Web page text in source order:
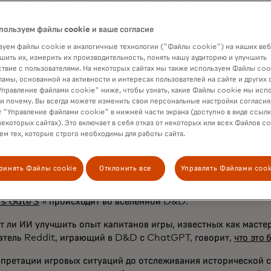
в реальном времени, с новыми концепциями, которые
наших способов работы, игр или даже ощущений.
меняет традиционные приложения, но также и более
некоторые из этих неожиданных применений ИИ за
куда эта технология может нас привести.
подземельем
связанной с Dungeons and Dragons,
в сырые подвалы, взорвалась в
популярности. Это не
сериала Netflix «Stranger Things», но и ролевая игра
Gate 3» происходит во вселенной D&D.
ли ИИ улучшить опыт капитанов игры, известных как
Reddit, играющий в D&D с ChatGPT, говорит, что это
игровых ситуаций до отслеживания исторической
файлы cookie и ваше согласие
файлы cookie и аналогичные технологии ("Файлы cookie") на наших
их, измерить их производительность, понять нашу аудиторию и улучшить
с пользователями. На некоторых сайтах мы также используем Файлы
основанной на активности и интересах пользователей на сайте и других
файлами cookie" ниже, чтобы узнать, какие Файлы cookie мы
почему. Вы всегда можете изменить свои персональные настройки
"Управление файлами cookie" в нижней части экрана (доступно в виде
сайтах). Это включает в себя отказ от некоторых или всех Файлов
тех, которые строго необходимы для работы сайта.
Файлы cookie Отклонить все Управлять Файлами